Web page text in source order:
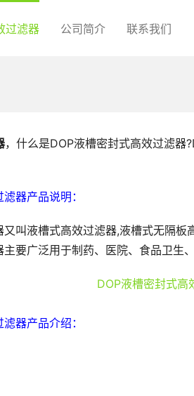
过滤器 公司简介 联系我们
，什么是DOP液槽密封式高效过滤器
器产品说明：
叫液槽式高效过滤器,液槽式无隔板
要广泛用于制药、医院、食品卫生
器产品介绍：